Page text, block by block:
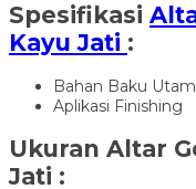
Spesifikasi
Kayu Jati :
Bahan Baku
Aplikasi Finishing
Ukuran Altar
Jati :